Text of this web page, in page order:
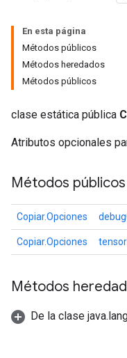
En esta página
Métodos públicos
Métodos heredados
Métodos públicos
clase estática pública
Atributos opcionales
Métodos públicos
Copiar.Opciones
Copiar.Opciones
Métodos
De la clase